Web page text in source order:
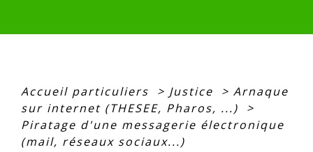
Accueil particuliers > Justice > Arnaque
sur internet (THESEE, Pharos, ...)
>
Piratage d'une messagerie électronique
(mail, réseaux sociaux...)